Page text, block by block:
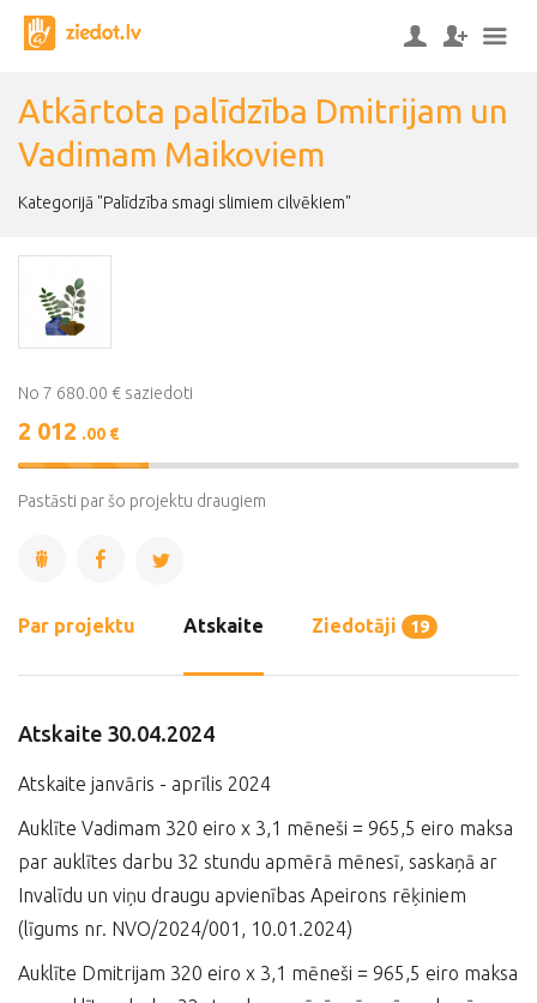
Atkārtota palīdzība Dmitrijam un
Vadimam Maikoviem
Kategorijā "Palīdzība smagi slimiem cilvēkiem"
No 7 680.00 € saziedoti
2 012 .00 €
26%
Complete
Pastāsti par šo projektu draugiem
Par projektu Atskaite Ziedotāji 19
Atskaite 30.04.2024
Atskaite janvāris - aprīlis 2024
Auklīte Vadimam 320 eiro x 3,1 mēneši = 965,5 eiro maksa
par auklītes darbu 32 stundu apmērā mēnesī, saskaņā ar
Invalīdu un viņu draugu apvienības Apeirons rēķiniem
(līgums nr. NVO/2024/001, 10.01.2024)
Auklīte Dmitrijam 320 eiro x 3,1 mēneši = 965,5 eiro maksa